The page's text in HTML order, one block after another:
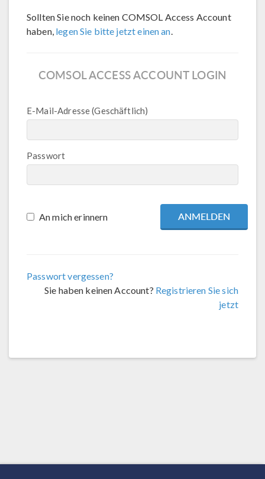
Sollten Sie noch keinen COMSOL Access Account
haben, legen Sie bitte jetzt einen an.
COMSOL ACCESS ACCOUNT LOGIN
E-Mail-Adresse (Geschäftlich)
Passwort
An mich erinnern
Passwort vergessen?
Sie haben keinen Account? Registrieren Sie sich
jetzt